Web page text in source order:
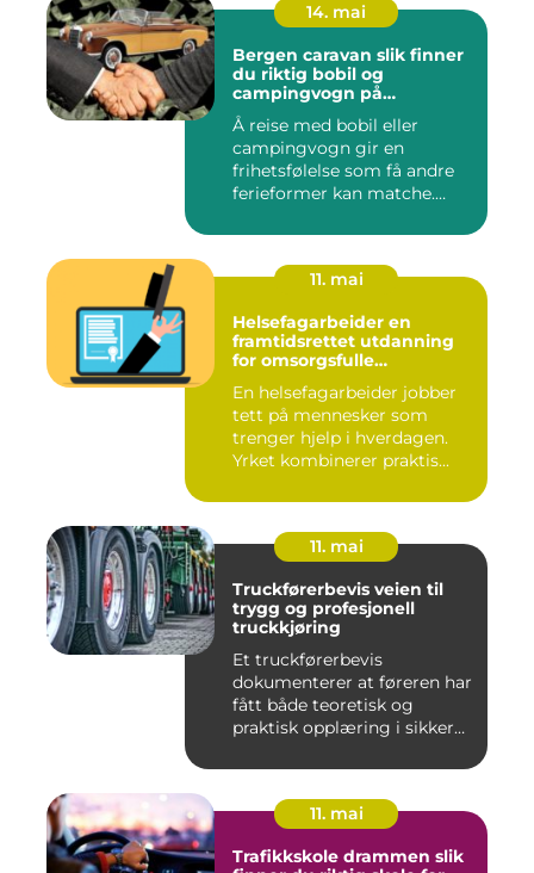
14. mai
Bergen caravan slik finner
du riktig bobil og
campingvogn på
vestlandet
Å reise med bobil eller
campingvogn gir en
frihetsfølelse som få andre
ferieformer kan matche.
11. mai
Helsefagarbeider en
framtidsrettet utdanning
for omsorgsfulle
En helsefagarbeider jobber
tett på mennesker som
trenger hjelp i hverdagen.
Yrket kombinerer praktis...
11. mai
Truckførerbevis veien til
trygg og profesjonell
truckkjøring
Et truckførerbevis
dokumenterer at føreren har
fått både teoretisk og
praktisk opplæring i sikker
11. mai
Trafikkskole drammen slik